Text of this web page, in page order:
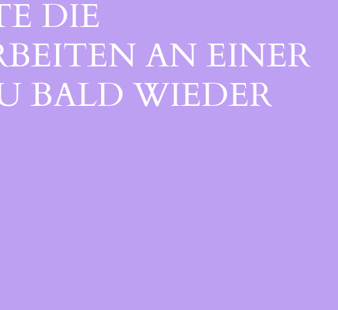
DIE
AN EINER
BALD WIEDER V